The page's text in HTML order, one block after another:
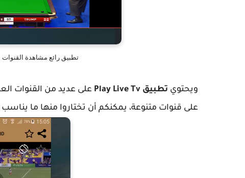
تطبيق رائع مشاهدة
ويحتوي تطبيق Play Live Tv على عديد من القنوات
على قنوات متنوعة، يمكنكم أن تختاروا منها ما